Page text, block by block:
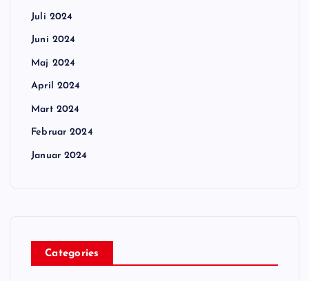
Juli 2024
Juni 2024
Maj 2024
April 2024
Mart 2024
Februar 2024
Januar 2024
Categories